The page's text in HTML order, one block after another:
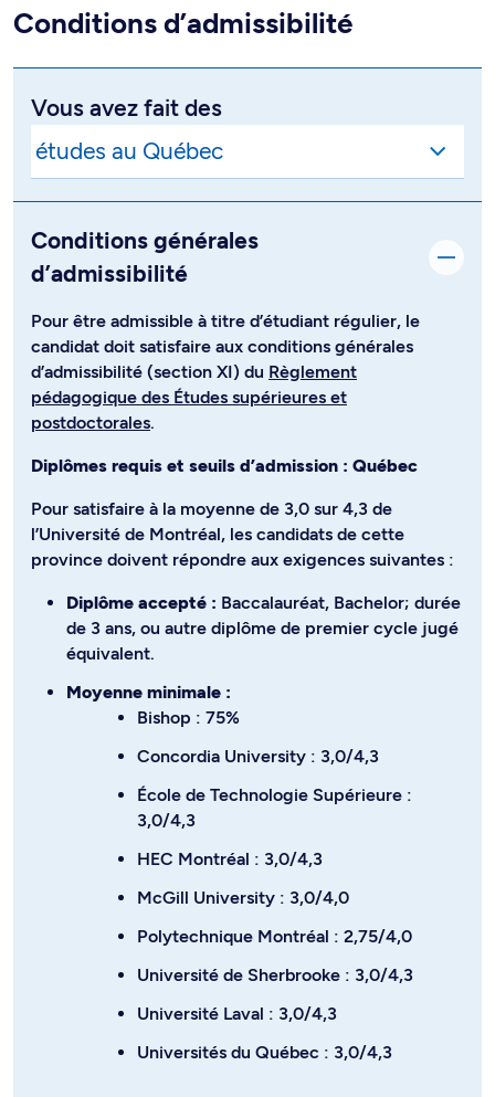
Conditions d’admissibilité
Vous avez fait des
Conditions générales
d’admissibilité
Pour être admissible à titre d’étudiant régulier, le
candidat doit satisfaire aux conditions générales
d’admissibilité (section XI) du Règlement
pédagogique des Études supérieures et
postdoctorales.
Diplômes requis et seuils d’admission : Québec
Pour satisfaire à la moyenne de 3,0 sur 4,3 de
l’Université de Montréal, les candidats de cette
province doivent répondre aux exigences suivantes :
Diplôme accepté : Baccalauréat, Bachelor; durée
de 3 ans, ou autre diplôme de premier cycle jugé
équivalent.
Moyenne minimale :
Bishop : 75%
Concordia University : 3,0/4,3
École de Technologie Supérieure :
3,0/4,3
HEC Montréal : 3,0/4,3
McGill University : 3,0/4,0
Polytechnique Montréal : 2,75/4,0
Université de Sherbrooke : 3,0/4,3
Université Laval : 3,0/4,3
Universités du Québec : 3,0/4,3